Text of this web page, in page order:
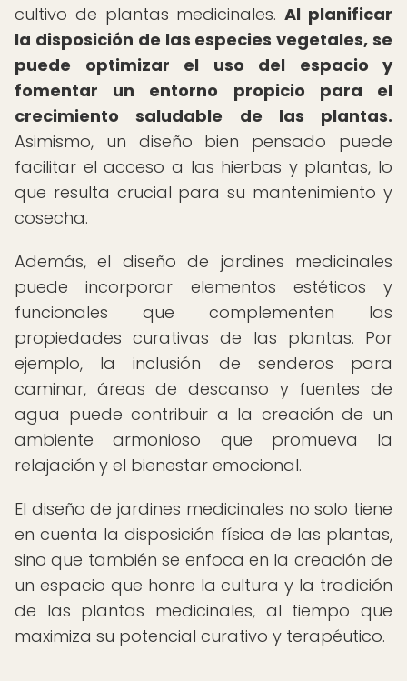
cultivo de plantas medicinales.Al planificar
la disposición de las especies vegetales, se
puede optimizar el uso del espacio y
fomentar un entorno propicio para el
crecimiento saludable de las plantas.
Asimismo, un diseño bien pensado puede
facilitar el acceso a las hierbas y plantas, lo
que resulta crucial para su mantenimiento y
cosecha.
Además, el diseño de jardines medicinales
puede incorporar elementos estéticos y
funcionales que complementen las
propiedades curativas de las plantas. Por
ejemplo, la inclusión de senderos para
caminar, áreas de descanso y fuentes de
agua puede contribuir a la creación de un
ambiente armonioso que promueva la
relajación y el bienestar emocional.
El diseño de jardines medicinales no solo tiene
en cuenta la disposición física de las plantas,
sino que también se enfoca en la creación de
un espacio que honre la cultura y la tradición
de las plantas medicinales, al tiempo que
maximiza su potencial curativo y terapéutico.